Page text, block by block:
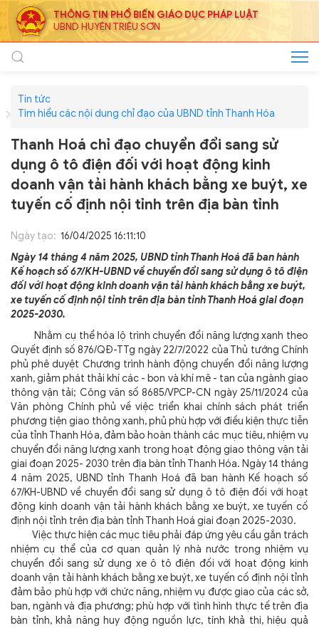
THÔNG TIN PHỔ BIẾN GIÁO DỤC PHÁP LUẬT
UBND HUYỆN TRIỆU SƠN
Tin tức
Tìm hiểu các nội dung chỉ đạo của UBND tỉnh Thanh Hóa
Thanh Hoá chỉ đạo chuyển đổi sang sử
dụng ô tô điện đối với hoạt động kinh
doanh vận tải hành khách bằng xe buýt, xe
tuyến cố định nội tỉnh trên địa bàn tỉnh
Ngày tạo: 16/04/2025 16:11:10
Ngày 14 tháng 4 năm 2025, UBND tỉnh Thanh Hoá đã ban hành
Kế hoạch số 67/KH-UBND về chuyển đổi sang sử dụng ô tô điện
đối với hoạt động kinh doanh vận tải hành khách bằng xe buýt,
xe tuyến cố định nội tỉnh trên địa bàn tỉnh Thanh Hoá giai đoạn
2025-2030.
Nhằm cụ thể hóa lộ trình chuyển đổi năng lượng xanh theo
Quyết định số 876/QĐ-TTg ngày 22/7/2022 của Thủ tướng Chính
phủ phê duyệt Chương trình hành động chuyển đổi năng lượng
xanh, giảm phát thải khí các - bon và khí mê - tan của ngành giao
thông vận tải; Công văn số 8685/VPCP-CN ngày 25/11/2024 của
Văn phòng Chính phủ về việc triển khai chính sách phát triển
phương tiện giao thông xanh, phủ phù hợp với điều kiện thực tiễn
của tỉnh Thanh Hóa, đảm bảo hoàn thành các mục tiêu, nhiệm vụ
chuyển đổi năng lượng xanh trong hoạt động giao thông vận tải
giai đoạn 2025- 2030 trên địa bàn tỉnh Thanh Hóa. Ngày 14 tháng
4 năm 2025, UBND tỉnh Thanh Hoá đã ban hành Kế hoạch số
67/KH-UBND về chuyển đổi sang sử dụng ô tô điện đối với hoạt
động kinh doanh vận tải hành khách bằng xe buýt, xe tuyến cố
định nội tỉnh trên địa bàn tỉnh Thanh Hoá giai đoạn 2025-2030.
Việc thực hiện các mục tiêu phải đáp ứng yêu cầu gắn trách
nhiệm cụ thể của cơ quan quản lý nhà nước trong nhiệm vụ
chuyển đổi sang sử dụng xe ô tô điện đối với hoạt động kinh
doanh vận tải hành khách bằng xe buýt, xe tuyến cố định nội tỉnh
đảm bảo phù hợp với chức năng, nhiệm vụ được giao của các sở,
ban, ngành và địa phương; phù hợp với tình hình thực tế trên địa
bàn tỉnh, khả năng huy động nguồn lực, tính khả thi, hiệu quả